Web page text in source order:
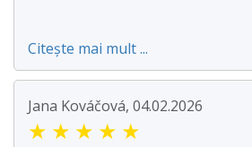
Citește mai mult ...
Jana Kováčová, 04.02.2026
★ ★ ★ ★ ★